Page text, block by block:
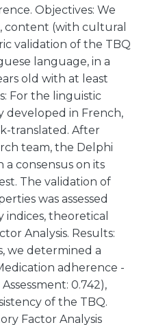
Objectives: We
content (with cultural
validation of the TBQ
language, in a
old with at least
For the linguistic
developed in French,
translated. After
team, the Delphi
consensus on its
The validation of
was assessed
theoretical
Analysis. Results:
we determined a
adherence -
0.742),
of the TBQ.
Factor Analysis